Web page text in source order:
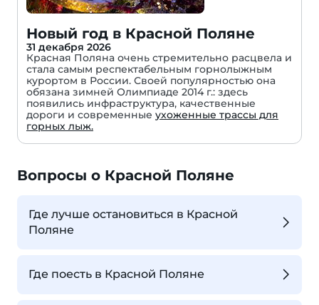
Новый год в Красной Поляне
31 декабря 2026
Красная Поляна очень стремительно расцвела и
стала самым респектабельным горнолыжным
курортом в России. Своей популярностью она
обязана зимней Олимпиаде 2014 г.: здесь
появились инфраструктура, качественные
дороги и современные ухоженные трассы для
горных лыж.
Вопросы о Красной Поляне
Где лучше остановиться в Красной
Поляне
Где поесть в Красной Поляне